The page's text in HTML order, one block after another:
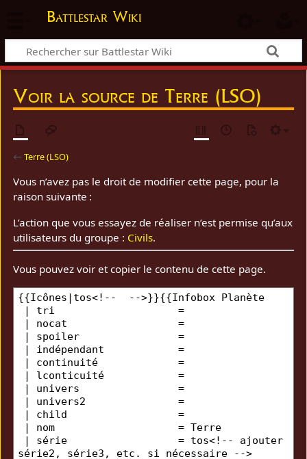
Battlestar Wiki
Voir la source de Terre (LSO)
←Terre (LSO)
Vous n’avez pas le droit de modifier cette page, pour la
raison suivante :
L’action que vous essayez de réaliser n’est permise qu’aux
utilisateurs du groupe : Civils.
Vous pouvez voir et copier le contenu de cette page.